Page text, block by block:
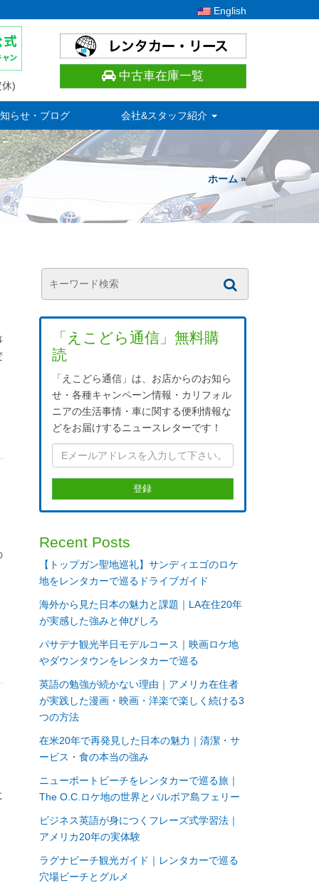
English
)
中古車在庫一覧
らせ・ブログ 会社&スタッフ紹介
ホーム »
「えこどら通信」無料購
読
「えこどら通信」は、お店からのお知ら
せ・各種キャンペーン情報・カリフォル
ニアの生活事情・車に関する便利情報な
どをお届けするニュースレターです！
Recent Posts
【トップガン聖地巡礼】サンディエゴのロケ
地をレンタカーで巡るドライブガイド
海外から見た日本の魅力と課題｜LA在住20年
が実感した強みと伸びしろ
パサデナ観光半日モデルコース｜映画ロケ地
やダウンタウンをレンタカーで巡る
英語の勉強が続かない理由｜アメリカ在住者
が実践した漫画・映画・洋楽で楽しく続ける3
つの方法
在米20年で再発見した日本の魅力｜清潔・サ
ービス・食の本当の強み
ニューポートビーチをレンタカーで巡る旅｜
The O.C.ロケ地の世界とバルボア島フェリー
ビジネス英語が身につくフレーズ式学習法｜
アメリカ20年の実体験
ラグナビーチ観光ガイド｜レンタカーで巡る
穴場ビーチとグルメ